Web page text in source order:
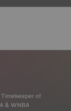
of
& WNBA